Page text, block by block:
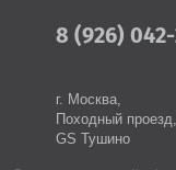
8 (926)
г. Москва,
Походный
GS Тушино